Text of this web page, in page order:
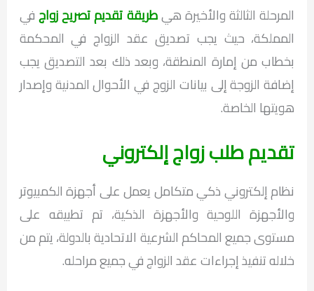
المرحلة الثالثة والأخيرة هيطريقة تقديم تصريح زواجفي
المملكة، حيث يجب تصديق عقد الزواج في المحكمة
بخطاب من إمارة المنطقة، وبعد ذلك بعد التصديق يجب
إضافة الزوجة إلى بيانات الزوج في الأحوال المدنية وإصدار
هويتها الخاصة.
تقديم طلب زواج إلكتروني
نظام إلكتروني ذكي متكامل يعمل على أجهزة الكمبيوتر
والأجهزة اللوحية والأجهزة الذكية، تم تطبيقه على
مستوى جميع المحاكم الشرعية الاتحادية بالدولة، يتم من
خلاله تنفيذ إجراءات عقد الزواج في جميع مراحله.